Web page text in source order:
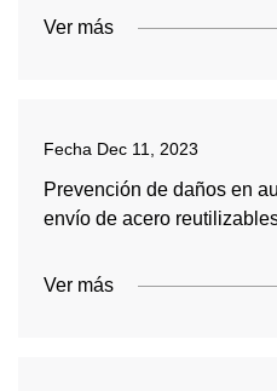
Ver más
Fecha Dec 11, 2023
Prevención de daños en
envío de acero
Ver más